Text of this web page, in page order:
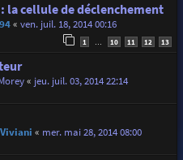
la cellule de déclenchement
« ven. juil. 18, 2014 00:16
1 … 10 11 12 13
« jeu. juil. 03, 2014 22:14
« mer. mai 28, 2014 08:00